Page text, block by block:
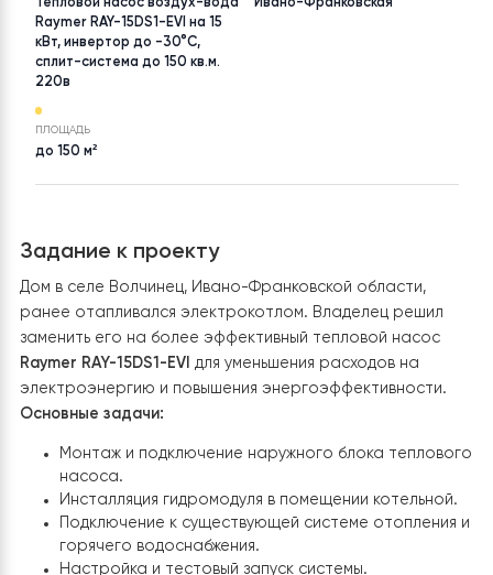
ТОВАР
Тепловой насос воздух-вода
Raymer RAY-15DS1-EVI на 15
кВт, инвертор до -30°C,
ПЛОЩАДЬ
Задание к проекту
Дом в селе Волчинец, Ивано-Франковской области,
ранее отапливался электрокотлом. Владелец решил
заменить его на более эффективный тепловой насос
Raymer RAY-15DS1-EVIдля уменьшения расходов на
электроэнергию и повышения
Основные задачи: